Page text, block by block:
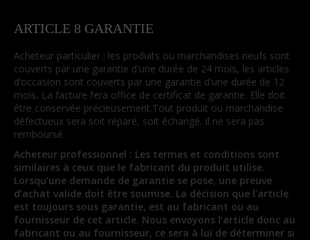
ARTICLE 8 GARANTIE
Acheteur particulier : les produits ou marchandises neufs sont
couverts par une garantie d'une durée de 24 mois, les articles
d’occasion sont couverts par une garantie d'une durée de 12
mois. La facture fera office de certificat de garantie. Elle doit
être conservée précieusement.Tout produit ou marchandise
défectueux sera soit réparé, soit échangé. Il ne sera pas
remboursé.
Acheteur professionnel : Les termes et conditions sont
similaires à ceux que le fabricant du produit utilise.
Lorsqu’une demande de garantie se pose, une preuve
d’achat valide doit être soumise. La décision que l’article
est toujours sous garantie, est au fabricant ou au
fournisseur de cet article. Nous envoyons l’article donc au
fabricant ou au fournisseur, ce sera à lui de déterminer si